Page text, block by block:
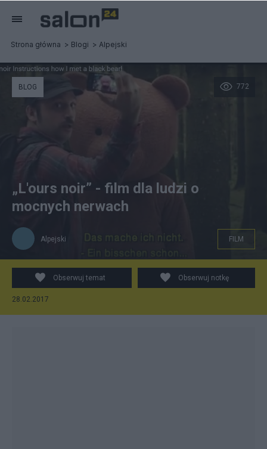
Strona główna Blogi Alpejski
Kadr z filmu "Czarny niedźwiedź". Zdjęcie: Youtube
772
BLOG
„L'ours noir” - film dla ludzi o
mocnych nerwach
Alpejski FILM
Obserwuj temat Obserwuj notkę
28.02.2017